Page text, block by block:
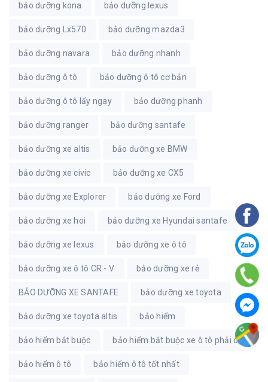
bảo dưỡng kona bảo dưỡng lexus
bảo dưỡng Lx570 bảo dưỡng mazda3
bảo dưỡng navara bảo dưỡng nhanh
bảo dưỡng ô tô bảo dưỡng ô tô cơ bản
bảo dưỡng ô tô lấy ngay bảo dưỡng phanh
bảo dưỡng ranger bảo dưỡng santafe
bảo dưỡng xe altis bảo dưỡng xe BMW
bảo dưỡng xe civic bảo dưỡng xe CX5
bảo dưỡng xe Explorer bảo dưỡng xe Ford
bảo dưỡng xe hoi bảo dưỡng xe Hyundai santafe
bảo dưỡng xe lexus bảo dưỡng xe ô tô
bảo dưỡng xe ô tô CR - V bảo dưỡng xe rẻ
BẢO DƯỠNG XE SANTAFE bảo dưỡng xe toyota
bảo dưỡng xe toyota altis bảo hiểm
bảo hiểm bắt buộc bảo hiểm bắt buộc xe ô tô phải có
bảo hiểm ô tô bảo hiểm ô tô tốt nhất